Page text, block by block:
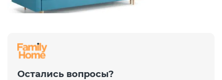
Диван Бруно Camaro 21
бирюзовый
Остались вопросы?